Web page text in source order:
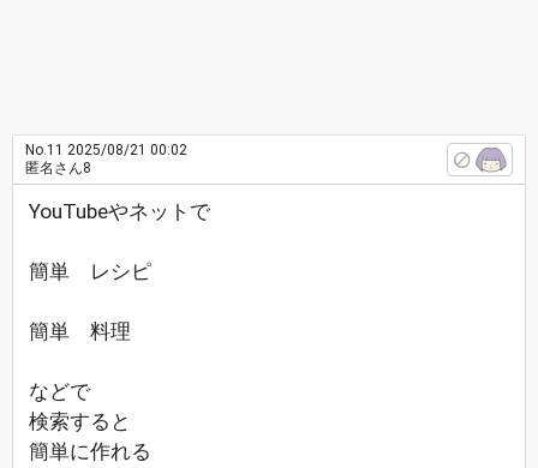
No.11 2025/08/21 00:02
匿名さん8
YouTubeやネットで
簡単 レシピ
簡単 料理
などで
検索すると
簡単に作れる